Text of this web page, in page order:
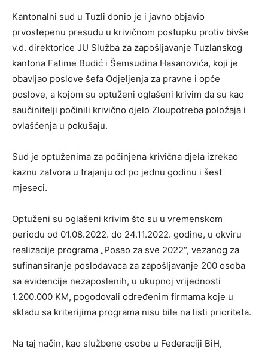
Kantonalni sud u Tuzli donio je i javno objavio
prvostepenu presudu u krivičnom postupku protiv bivše
v.d. direktorice JU Služba za zapošljavanje Tuzlanskog
kantona Fatime Budić i Šemsudina Hasanovića, koji je
obavljao poslove šefa Odjeljenja za pravne i opće
poslove, a kojom su optuženi oglašeni krivim da su kao
saučinitelji počinili krivično djelo Zloupotreba položaja i
ovlašćenja u pokušaju.
Sud je optuženima za počinjena krivična djela izrekao
kaznu zatvora u trajanju od po jednu godinu i šest
mjeseci.
Optuženi su oglašeni krivim što su u vremenskom
periodu od 01.08.2022. do 24.11.2022. godine, u okviru
realizacije programa „Posao za sve 2022“, vezanog za
sufinansiranje poslodavaca za zapošljavanje 200 osoba
sa evidencije nezaposlenih, u ukupnoj vrijednosti
1.200.000 KM, pogodovali određenim firmama koje u
skladu sa kriterijima programa nisu bile na listi prioriteta.
Na taj način, kao službene osobe u Federaciji BiH,